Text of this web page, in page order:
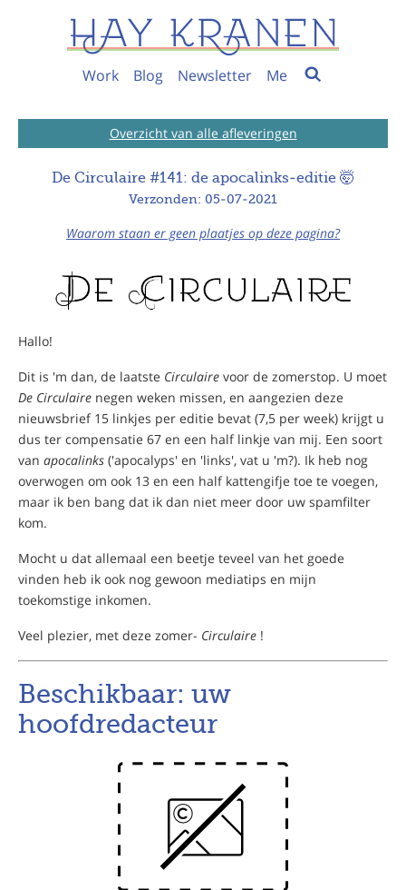
Work Blog Newsletter Me
Overzicht van alle afleveringen
De Circulaire #141: de apocalinks-editie 🤯
Verzonden: 05-07-2021
Waarom staan er geen plaatjes op deze pagina?
Hallo!
Dit is 'm dan, de laatste Circulaire voor de zomerstop. U moet
De Circulaire negen weken missen, en aangezien deze
nieuwsbrief 15 linkjes per editie bevat (7,5 per week) krijgt u
dus ter compensatie 67 en een half linkje van mij. Een soort
van apocalinks ('apocalyps' en 'links', vat u 'm?). Ik heb nog
overwogen om ook 13 en een half kattengifje toe te voegen,
maar ik ben bang dat ik dan niet meer door uw spamfilter
kom.
Mocht u dat allemaal een beetje teveel van het goede
vinden heb ik ook nog gewoon mediatips en mijn
toekomstige inkomen.
Veel plezier, met deze zomer- Circulaire !
Beschikbaar: uw
hoofdredacteur